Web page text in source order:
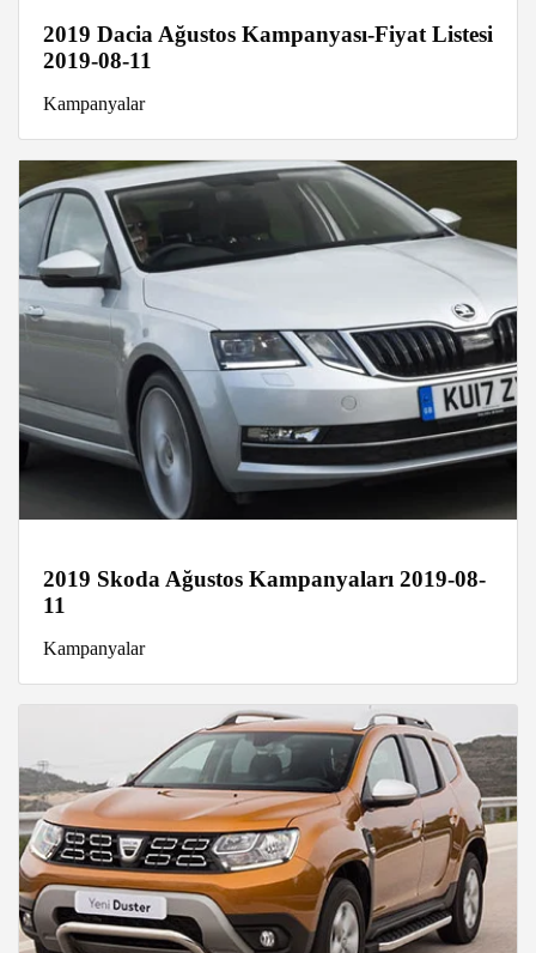
2019 Dacia Ağustos Kampanyası-Fiyat Listesi
2019-08-11
Kampanyalar
2019 Skoda Ağustos Kampanyaları 2019-08-
11
Kampanyalar